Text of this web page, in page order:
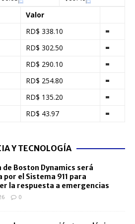
Valor
RD$ 338.10
=
RD$ 302.50
=
RD$ 290.10
=
RD$ 254.80
=
RD$ 135.20
=
RD$ 43.97 =
Y TECNOLOGÍA
de Boston Dynamics será
por el Sistema 911 para
la respuesta a emergencias
0